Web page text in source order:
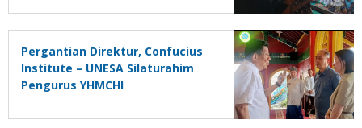
Pergantian Direktur, Confucius
Institute – UNESA Silaturahim
Pengurus YHMCHI